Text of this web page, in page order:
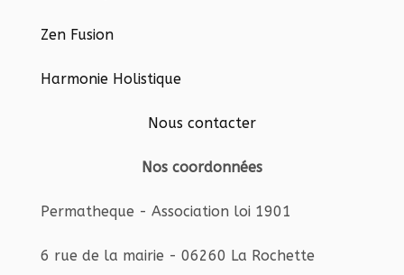
Zen Fusion
Harmonie Holistique
Nous contacter
Nos coordonnées
Permatheque - Association loi 1901
6 rue de la mairie - 06260 La Rochette